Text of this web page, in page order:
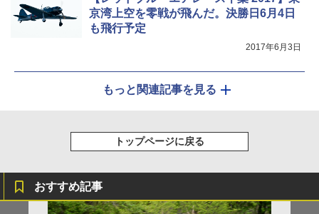
京湾上空を零戦が飛んだ。決勝日6月4日
も飛行予定
2017年6月3日
もっと関連記事を見る
トップページに戻る
おすすめ記事